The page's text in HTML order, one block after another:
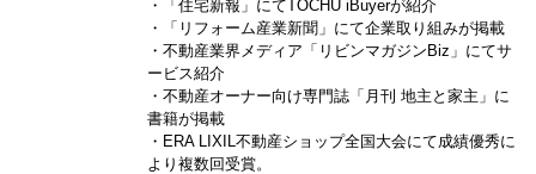
・「住宅新報」にてTOCHU iBuyerが紹介
・「リフォーム産業新聞」にて企業取り組みが掲載
・不動産業界メディア「リビンマガジンBiz」にてサ
ービス紹介
・不動産オーナー向け専門誌「月刊 地主と家主」に
書籍が掲載
・ERA LIXIL不動産ショップ全国大会にて成績優秀に
より複数回受賞。